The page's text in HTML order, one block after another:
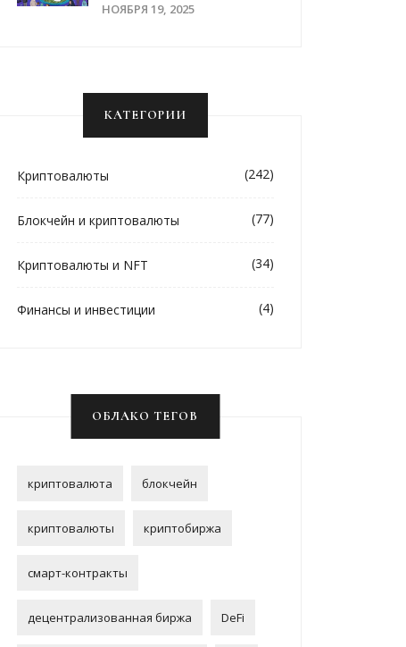
Токен На Solana Или
НОЯБРЯ 19, 2025
КАТЕГОРИИ
Криптовалюты (242)
Блокчейн и криптовалюты (77)
Криптовалюты и NFT (34)
Финансы и инвестиции (4)
ОБЛАКО ТЕГОВ
криптовалюта блокчейн
криптовалюты криптобиржа
смарт-контракты
децентрализованная биржа DeFi